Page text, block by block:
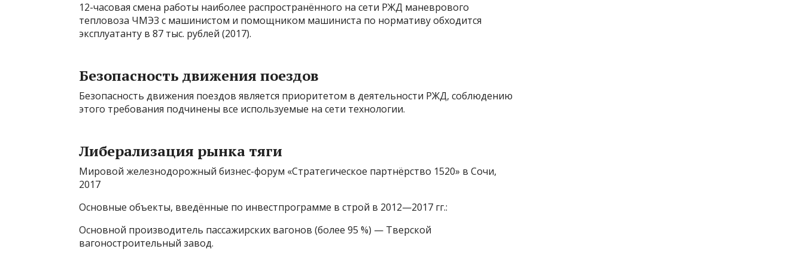
12-часовая смена работы наиболее распространённого на сети РЖД маневрового
тепловоза ЧМЭ3 с машинистом и помощником машиниста по нормативу обходится
эксплуатанту в 87 тыс. рублей (2017).
Безопасность движения поездов
Безопасность движения поездов является приоритетом в деятельности РЖД, соблюдению
этого требования подчинены все используемые на сети технологии.
Либерализация рынка тяги
Мировой железнодорожный бизнес-форум «Стратегическое партнёрство 1520» в Сочи,
2017
Основные объекты, введённые по инвестпрограмме в строй в 2012—2017 гг.:
Основной производитель пассажирских вагонов (более 95 %) — Тверской
вагоностроительный завод.